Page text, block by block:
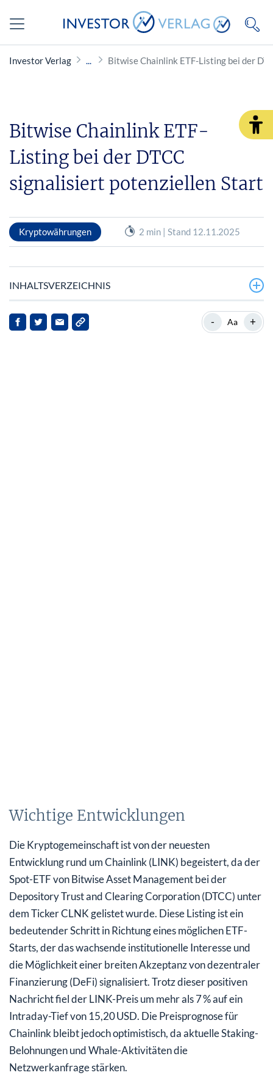
Investor Verlag Bitwise Chainlink ETF-Listing bei der
Bitwise Chainlink ETF-
Listing bei der DTCC
signalisiert potenziellen Start
Kryptowährungen 2 min | Stand 12.11.2025
INHALTSVERZEICHNIS
Wichtige Entwicklungen
- Aa +
Wichtige Entwicklungen
Die Kryptogemeinschaft ist von der neuesten
Entwicklung rund um Chainlink (LINK) begeistert, da der
Spot-ETF von Bitwise Asset Management bei der
Depository Trust and Clearing Corporation (DTCC) unter
dem Ticker CLNK gelistet wurde. Diese Listing ist ein
bedeutender Schritt in Richtung eines möglichen ETF-
Starts, der das wachsende institutionelle Interesse und
die Möglichkeit einer breiten Akzeptanz von dezentraler
Finanzierung (DeFi) signalisiert. Trotz dieser positiven
Nachricht fiel der LINK-Preis um mehr als 7 % auf ein
Intraday-Tief von 15,20 USD. Die Preisprognose für
Chainlink bleibt jedoch optimistisch, da aktuelle Staking-
Belohnungen und Whale-Aktivitäten die
Netzwerkanfrage stärken.